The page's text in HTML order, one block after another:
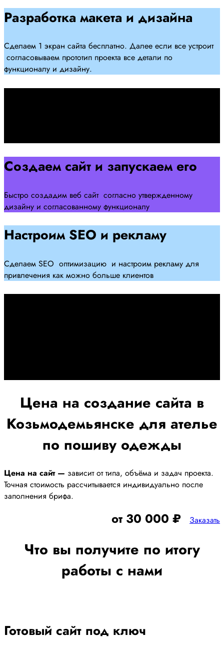
Разработка макета и дизайна
Сделаем 1 экран сайта бесплатно. Далее если все устроит
согласовываем прототип проекта все детали по
функционалу и дизайну.
Создаем сайт и запускаем его
Быстро создадим веб сайт согласно утвержденному
дизайну и согласованному функционалу
Настроим SEO и рекламу
Сделаем SEO оптимизацию и настроим рекламу для
привлечения как можно больше клиентов
Цена на создание сайта в
Козьмодемьянске для ателье
по пошиву одежды
Цена на сайт — зависит от типа, объёма и задач проекта.
Точная стоимость рассчитывается индивидуально после
заполнения брифа.
от 30 000 ₽ Заказать
Что вы получите по итогу
работы с нами
Готовый сайт под ключ